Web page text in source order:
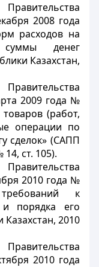
2008 года
расходов на
денег
Казахстан,
2009 года №
(работ,
операции по
сделок» (САПП
ст. 105).
2010 года №
к
и порядка его
2010
2010 года